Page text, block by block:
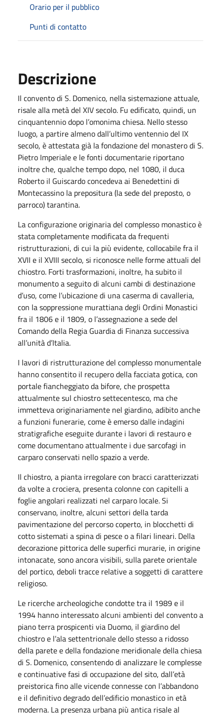
Orario per il pubblico
Punti di contatto
Descrizione
Il convento di S. Domenico, nella sistemazione attuale,
risale alla metà del XIV secolo. Fu edificato, quindi, un
cinquantennio dopo l’omonima chiesa. Nello stesso
luogo, a partire almeno dall’ultimo ventennio del IX
secolo, è attestata già la fondazione del monastero di S.
Pietro Imperiale e le fonti documentarie riportano
inoltre che, qualche tempo dopo, nel 1080, il duca
Roberto il Guiscardo concedeva ai Benedettini di
Montecassino la prepositura (la sede del preposto, o
parroco) tarantina.
La configurazione originaria del complesso monastico è
stata completamente modificata da frequenti
ristrutturazioni, di cui la più evidente, collocabile fra il
XVII e il XVIII secolo, si riconosce nelle forme attuali del
chiostro. Forti trasformazioni, inoltre, ha subito il
monumento a seguito di alcuni cambi di destinazione
d’uso, come l’ubicazione di una caserma di cavalleria,
con la soppressione murattiana degli Ordini Monastici
fra il 1806 e il 1809, o l’assegnazione a sede del
Comando della Regia Guardia di Finanza successiva
all’unità d’Italia.
I lavori di ristrutturazione del complesso monumentale
hanno consentito il recupero della facciata gotica, con
portale fiancheggiato da bifore, che prospetta
attualmente sul chiostro settecentesco, ma che
immetteva originariamente nel giardino, adibito anche
a funzioni funerarie, come è emerso dalle indagini
stratigrafiche eseguite durante i lavori di restauro e
come documentano attualmente i due sarcofagi in
carparo conservati nello spazio a verde.
Il chiostro, a pianta irregolare con bracci caratterizzati
da volte a crociera, presenta colonne con capitelli a
foglie angolari realizzati nel carparo locale. Si
conservano, inoltre, alcuni settori della tarda
pavimentazione del percorso coperto, in blocchetti di
cotto sistemati a spina di pesce o a filari lineari. Della
decorazione pittorica delle superfici murarie, in origine
intonacate, sono ancora visibili, sulla parete orientale
del portico, deboli tracce relative a soggetti di carattere
religioso.
Le ricerche archeologiche condotte tra il 1989 e il
1994 hanno interessato alcuni ambienti del convento a
piano terra prospicenti via Duomo, il giardino del
chiostro e l’ala settentrionale dello stesso a ridosso
della parete e della fondazione meridionale della chiesa
di S. Domenico, consentendo di analizzare le complesse
e continuative fasi di occupazione del sito, dall’età
preistorica fino alle vicende connesse con l’abbandono
e il definitivo degrado dell’edificio monastico in età
moderna. La presenza urbana più antica risale al